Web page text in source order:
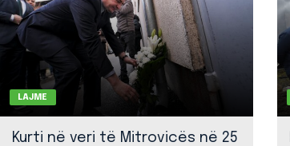
LAJME
Kurti në veri të Mitrovicës në 25